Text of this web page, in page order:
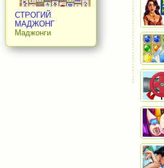
СТРОГИЙ
МАДЖОНГ
Маджонги